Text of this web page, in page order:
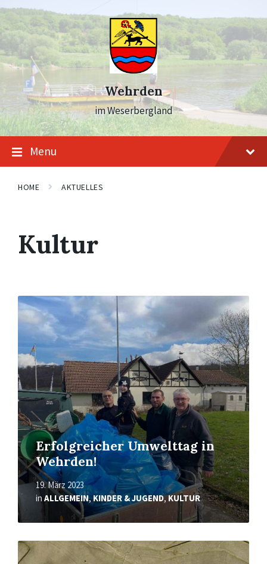
Skip
to
content
Skip
to
main
navigation
Skip
to
footer
Wehrden
im Weserbergland
Menu
HOME AKTUELLES
Kultur
Erfolgreicher Umwelttag in
Wehrden!
19. März 2023
in ALLGEMEIN,KINDER & JUGEND,KULTUR
Mehr
erfahren
Mehr
erfahren